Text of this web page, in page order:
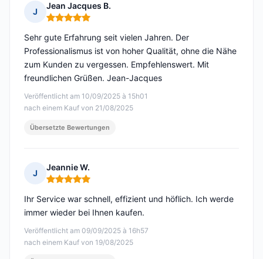
J
Jean Jacques B.
Hinweis: 5 von 5
Veröffentlicht am 10/09/2025 à 15h01
nach einem Kauf von 21/08/2025
Sehr gute Erfahrung seit vielen Jahren. Der
Professionalismus ist von hoher Qualität, ohne die Nähe
zum Kunden zu vergessen. Empfehlenswert. Mit
freundlichen Grüßen. Jean-Jacques
Übersetzte Bewertungen
J
Jeannie W.
Hinweis: 5 von 5
Veröffentlicht am 09/09/2025 à 16h57
nach einem Kauf von 19/08/2025
Ihr Service war schnell, effizient und höflich. Ich werde
immer wieder bei Ihnen kaufen.